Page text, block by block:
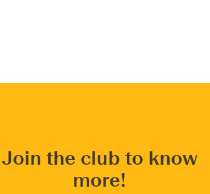
Join the club to know
more!